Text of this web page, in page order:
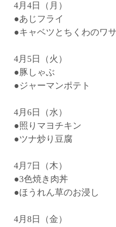
4月4日（月）
●あじフライ
●キャベツとちくわのワ
4月5日（火）
●豚しゃぶ
●ジャーマンポテト
4月6日（水）
●照りマヨチキン
●ツナ炒り豆腐
4月7日（木）
●3色焼き肉丼
●ほうれん草のお浸し
4月8日（金）